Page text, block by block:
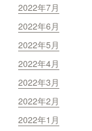
2022年7月
2022年6月
2022年5月
2022年4月
2022年3月
2022年2月
2022年1月